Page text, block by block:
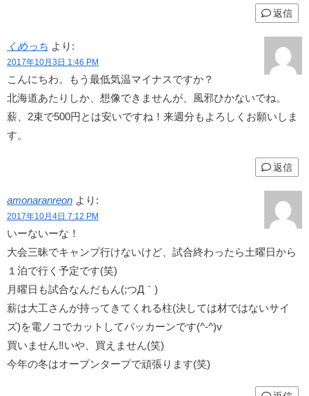
返信
くめっち より:
2017年10月3日 1:46 PM
こんにちわ。もう最低気温マイナスですか？
北海道あたりしか、想像できませんが、風邪ひかないでね。
薪、2束で500円とは安いですね！来週分もよろしくお願いしま
す。
返信
amonaranreon より:
2017年10月4日 7:12 PM
いーないーな！
大会三昧でキャンプ行けないけど、試合終わったら土曜日から
１泊で行く予定です(笑)
月曜日も試合なんだもん(;つД｀)
薪は大工さんが持ってきてくれる柱(決しては材ではないサイ
ズ)を電ノコでカットしてパッカーンです(^-^)v
買いません‼いや、買えません(笑)
今年の冬はオープンタープで頑張ります(笑)